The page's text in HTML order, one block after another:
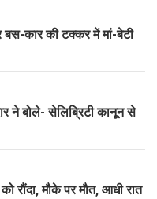
कार की टक्कर में मां-बेटी
ने बोले- सेलिब्रिटी कानून से
रौंदा, मौके पर मौत, आधी रात